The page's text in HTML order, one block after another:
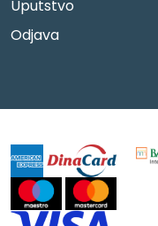
Uputstvo
Odjava